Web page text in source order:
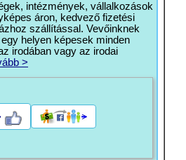
intézmények, vállalkozások
áron, kedvező fizetési
szállítással. Vevőinknek
helyen képesek minden
irodában vagy az irodai
>